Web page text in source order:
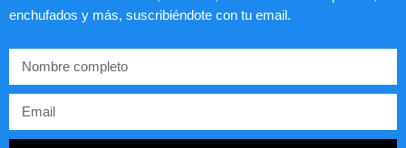
Comunistas no son bienvenidos en
EE.UU.
LEER ARTÍCULO...
enchufados y más, suscribiéndote con tu email.